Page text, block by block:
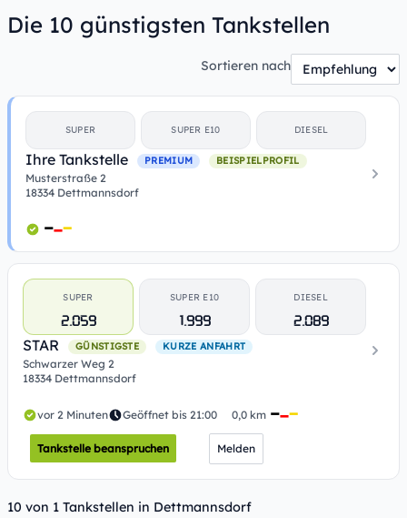
Die 10 günstigsten Tankstellen
Sortieren nach
SUPER SUPER E10 DIESEL
Ihre Tankstelle PREMIUM BEISPIELPROFIL
Musterstraße 2
18334 Dettmannsdorf
SUPER
2.059
SUPER E10
1.999
DIESEL
2.089
STAR
GÜNSTIGSTE KURZE ANFAHRT
Schwarzer Weg 2
18334 Dettmannsdorf
vor 2 Minuten Geöffnet bis 21:00 0,0 km
Tankstelle beanspruchen Melden
10 von 1 Tankstellen in Dettmannsdorf